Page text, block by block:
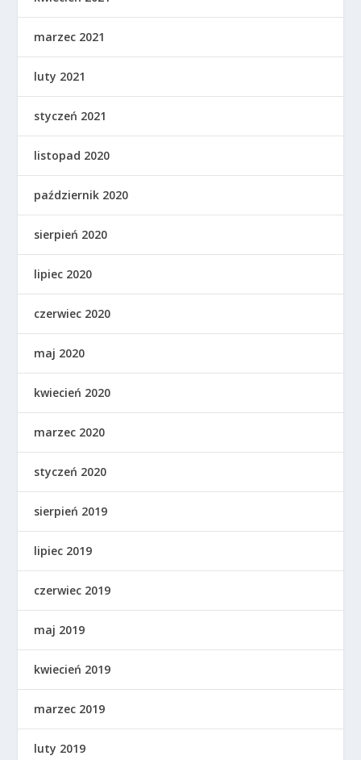
marzec 2021
luty 2021
styczeń 2021
listopad 2020
październik 2020
sierpień 2020
lipiec 2020
czerwiec 2020
maj 2020
kwiecień 2020
marzec 2020
styczeń 2020
sierpień 2019
lipiec 2019
czerwiec 2019
maj 2019
kwiecień 2019
marzec 2019
luty 2019